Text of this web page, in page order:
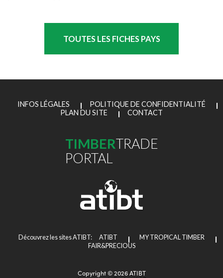
TOUTES LES FICHES PAYS
INFOS LÉGALES
POLITIQUE DE CONFIDENTIALITÉ
PLAN DU SITE
CONTACT
TIMBERTRADE
PORTAL
Découvrez les sites ATIBT: ATIBT
MY TROPICAL TIMBER
FAIR&PRECIOUS
Copyright © 2026 ATIBT